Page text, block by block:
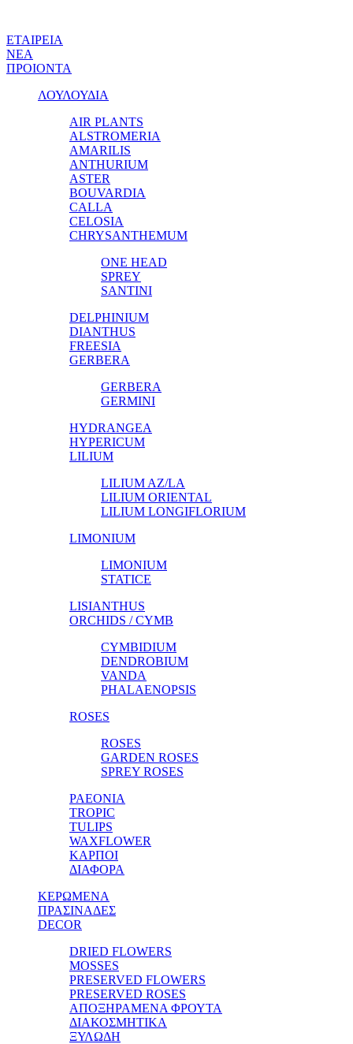
ΕΤΑΙΡΕΙΑ
ΝΕΑ
ΠΡΟΙΟΝΤΑ
ΛΟΥΛΟΥΔΙΑ
AIR PLANTS
ALSTROMERIA
AMARILIS
ANTHURIUM
ASTER
BOUVARDIA
CALLA
CELOSIA
CHRYSANTHEMUM
ONE HEAD
SPREY
SANTINI
DELPHINIUM
DIANTHUS
FREESIA
GERBERA
GERBERA
GERMINI
HYDRANGEA
HYPERICUM
LILIUM
LILIUM AZ/LA
LILIUM ORIENTAL
LILIUM LONGIFLORIUM
LIMONIUM
LIMONIUM
STATICE
LISIANTHUS
ORCHIDS / CYMB
CYMBIDIUM
DENDROBIUM
VANDA
PHALAENOPSIS
ROSES
ROSES
GARDEN ROSES
SPREY ROSES
PAEONIA
TROPIC
TULIPS
WAXFLOWER
ΚΑΡΠΟΙ
ΔΙΑΦΟΡΑ
ΚΕΡΩΜΕΝΑ
ΠΡΑΣΙΝΑΔΕΣ
DECOR
DRIED FLOWERS
MOSSES
PRESERVED FLOWERS
PRESERVED ROSES
ΑΠΟΞΗΡΑΜΕΝΑ ΦΡΟΥΤΑ
ΔΙΑΚΟΣΜΗΤΙΚΑ
ΞΥΛΩΔΗ